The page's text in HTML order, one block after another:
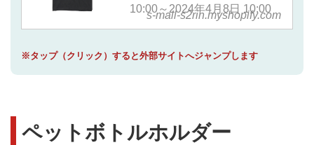
10:00～2024年4月8日 10:00
s-mall-s2rin.myshopify.com
※タップ（クリック）すると外部サイトへジャンプします
ペットボトルホルダー